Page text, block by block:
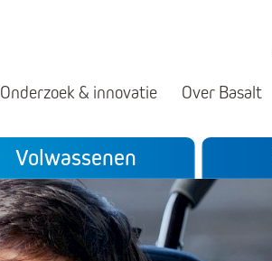
Onderzoek & innovatie Over Basalt
Volwassenen